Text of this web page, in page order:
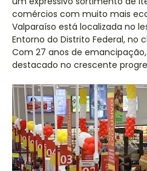
comércios com muito mais
Valparaíso está localizada no
Entorno do Distrito Federal, no
Com 27 anos de
destacado no crescente